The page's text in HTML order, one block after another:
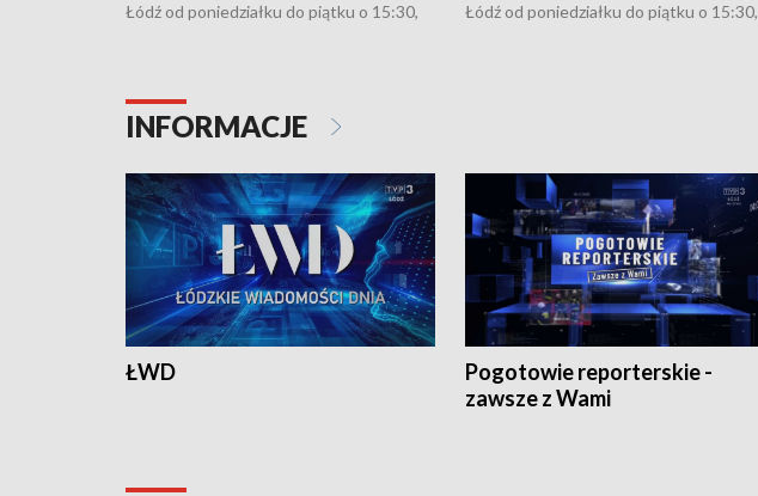
Łódź od poniedziałku do piątku o 15:30,
Łódź od poniedziałku do piątku o 15:30,
INFORMACJE
ŁWD
Pogotowie reporterskie -
zawsze z Wami